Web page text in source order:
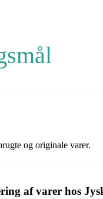
og originale varer.
af varer hos